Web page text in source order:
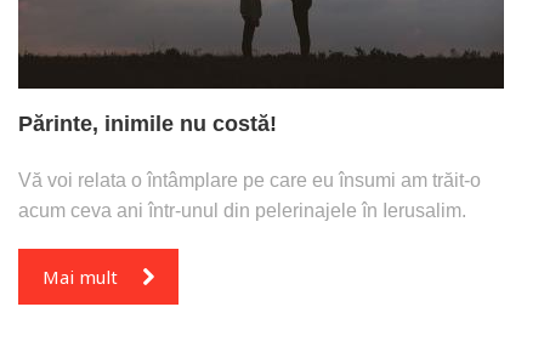
Părinte, inimile nu costă!
Vă voi relata o întâmplare pe care eu însumi am trăit-o
acum ceva ani într-unul din pelerinajele în Ierusalim.
Mai mult